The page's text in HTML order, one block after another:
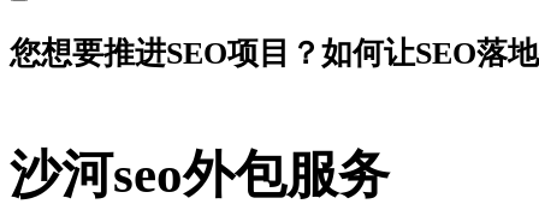
您想要推进SEO项目？如何让SEO落
沙河seo外包服务